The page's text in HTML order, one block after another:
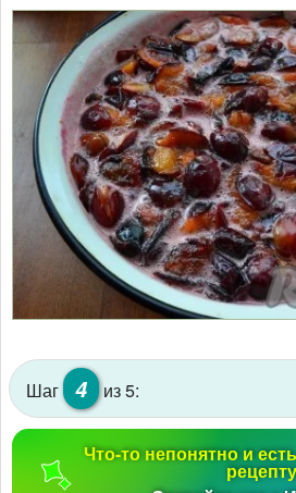
Шаг 4 из 5:
Что-то непонятно и